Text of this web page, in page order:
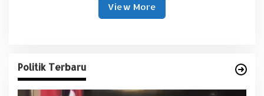
View More
Politik Terbaru